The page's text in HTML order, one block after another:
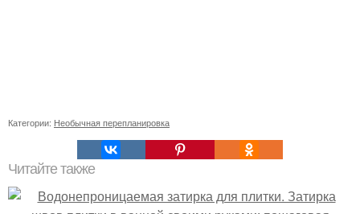
Категории: Необычная перепланировка
Читайте также